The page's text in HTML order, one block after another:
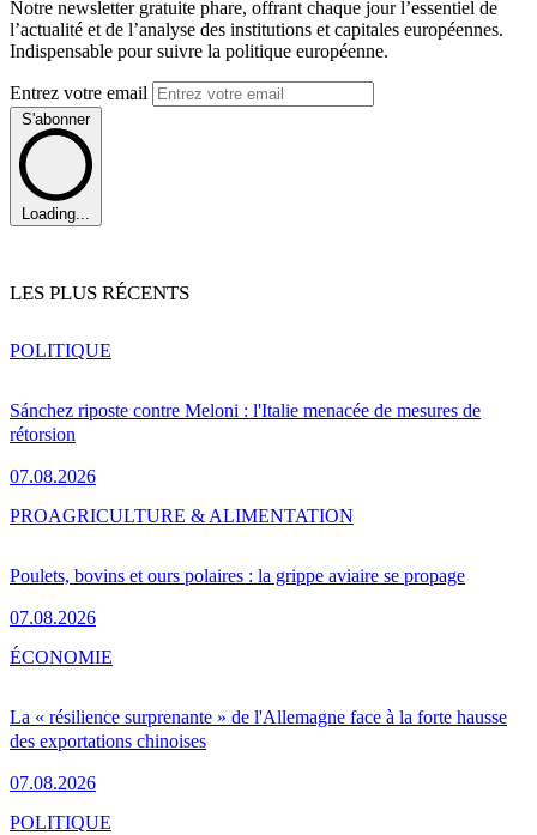
Notre newsletter gratuite phare, offrant chaque jour l’essentiel de
l’actualité et de l’analyse des institutions et capitales européennes.
Indispensable pour suivre la politique européenne.
Entrez votre email
S'abonner
Loading...
LES PLUS RÉCENTS
Sánchez riposte contre Meloni : l'Italie menacée de mesures de
rétorsion
07.08.2026
POLITIQUE
Poulets, bovins et ours polaires : la grippe aviaire se propage
07.08.2026
PROAGRICULTURE & ALIMENTATION
La « résilience surprenante » de l'Allemagne face à la forte hausse
des exportations chinoises
07.08.2026
ÉCONOMIE
POLITIQUE